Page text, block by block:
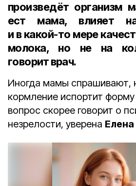
произведёт организм
ест мама, влияет
и в какой-то мере
молока, но не на
говорит врач.
Иногда мамы спрашивают,
кормление испортит форму
вопрос скорее говорит о
незрелости, уверена